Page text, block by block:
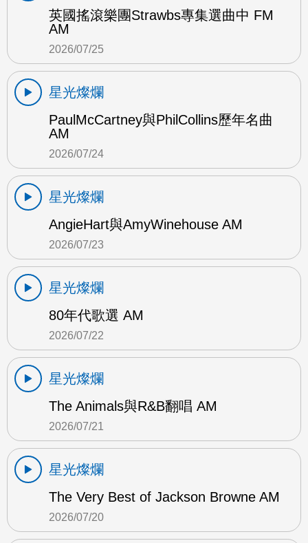
英國搖滾樂團Strawbs專集選曲中 FM
AM
2026/07/25
星光燦爛
PaulMcCartney與PhilCollins歷年名曲
AM
2026/07/24
星光燦爛
AngieHart與AmyWinehouse AM
2026/07/23
星光燦爛
80年代歌選 AM
2026/07/22
星光燦爛
The Animals與R&B翻唱 AM
2026/07/21
星光燦爛
The Very Best of Jackson Browne AM
2026/07/20